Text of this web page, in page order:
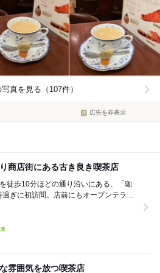
真を見る（107件）
広告を非表示
商店街にある古き良き喫茶店
徒歩10分ほどの通り沿いにある、「珈
ぎに初訪問。店前にもオープンテラス
雰囲気を放つ喫茶店